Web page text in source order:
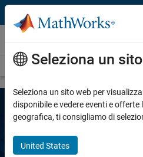
Vai al contenuto
MATLAB Copilot
Panoramica Domande frequenti
Didattica con
Seleziona un
Seleziona un sito web per
disponibile e vedere eventi e
geografica, ti consigliamo di
United States